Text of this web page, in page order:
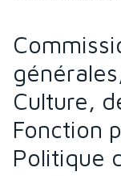
Culture,
Fonction
Politique